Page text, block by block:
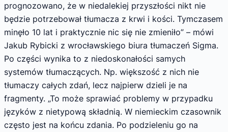
prognozowano, że w niedalekiej przyszłości nikt nie
będzie potrzebował tłumacza z krwi i kości. Tymczasem
minęło 10 lat i praktycznie nic się nie zmieniło” – mówi
Jakub Rybicki z wrocławskiego biura tłumaczeń Sigma.
Po części wynika to z niedoskonałości samych
systemów tłumaczących. Np. większość z nich nie
tłumaczy całych zdań, lecz najpierw dzieli je na
fragmenty. „To może sprawiać problemy w przypadku
języków z nietypową składnią. W niemieckim czasownik
często jest na końcu zdania. Po podzieleniu go na